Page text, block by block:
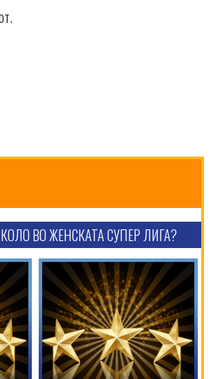
ВО ЖЕНСКАТА СУПЕР ЛИГА?